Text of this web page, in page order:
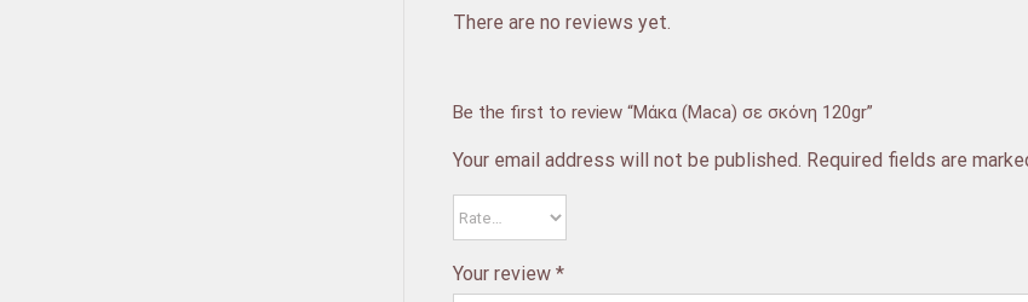
There are no reviews yet.
Be the first to review “Μάκα (Maca) σε σκόνη 120gr”
Your email address will not be published. Required fields are
Your review *